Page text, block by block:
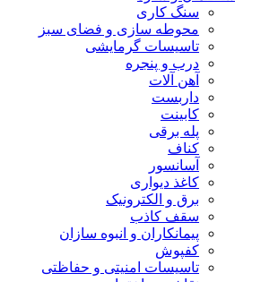
سنگ کاری
محوطه سازی و فضای سبز
تاسیسات گرمایشی
درب و پنجره
آهن آلات
داربست
کابینت
پله برقی
کناف
آسانسور
کاغذ دیواری
برق و الکترونیک
سقف کاذب
پیمانکاران و انبوه سازان
کفپوش
تاسیسات امنیتی و حفاظتی